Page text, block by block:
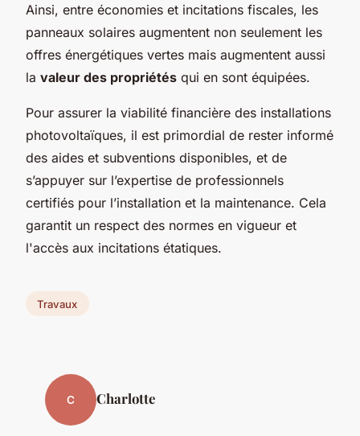
Ainsi, entre économies et incitations fiscales, les
panneaux solaires augmentent non seulement les
offres énergétiques vertes mais augmentent aussi
la valeur des propriétés qui en sont équipées.
Pour assurer la viabilité financière des installations
photovoltaïques, il est primordial de rester informé
des aides et subventions disponibles, et de
s’appuyer sur l’expertise de professionnels
certifiés pour l’installation et la maintenance. Cela
garantit un respect des normes en vigueur et
l'accès aux incitations étatiques.
Travaux
C Charlotte